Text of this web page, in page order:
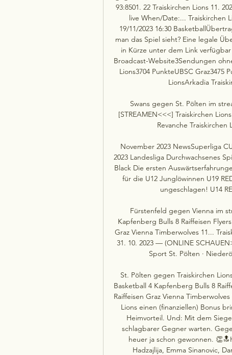
93:8501. 22 Traiskirchen Lions 11.
live When/Date:... Traiskirchen
19/11/2023 16:30
man das Spiel sieht? Eine legale
in Kürze unter dem Link
Broadcast-Website3Sendungen
Lions3704 PunkteUBSC Graz3475
LionsArkadia
Swans gegen St. Pölten im
[STREAMEN<<<] Traiskirchen
Revanche Traiskirchen
November 2023 NewsSuperliga
2023 Landesliga Durchwachsenes
Black Die ersten
für die U12 Junglöwinnen U19
ungeschlagen! U14
Fürstenfeld gegen Vienna im
Kapfenberg Bulls 8 Raiffeisen
Graz Vienna Timberwolves 11...
31. 10. 2023 — (ONLINE
Sport St. Pölten ·
St. Pölten gegen Traiskirchen
Basketball 4 Kapfenberg Bulls 8
Raiffeisen Graz Vienna
Lions einen (finanziellen) Bonus
Heimvorteil. Und: Mit dem
schlagbarer Gegner warten.
heuer ja schon gewonnen.
Hadzajlija, Emma Sinanovic,